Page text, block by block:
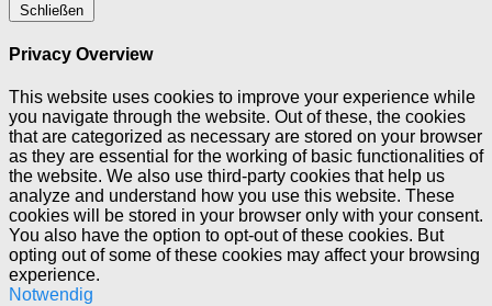
Schließen
Privacy Overview
This website uses cookies to improve your experience while
you navigate through the website. Out of these, the cookies
that are categorized as necessary are stored on your browser
as they are essential for the working of basic functionalities of
the website. We also use third-party cookies that help us
analyze and understand how you use this website. These
cookies will be stored in your browser only with your consent.
You also have the option to opt-out of these cookies. But
opting out of some of these cookies may affect your browsing
experience.
Notwendig